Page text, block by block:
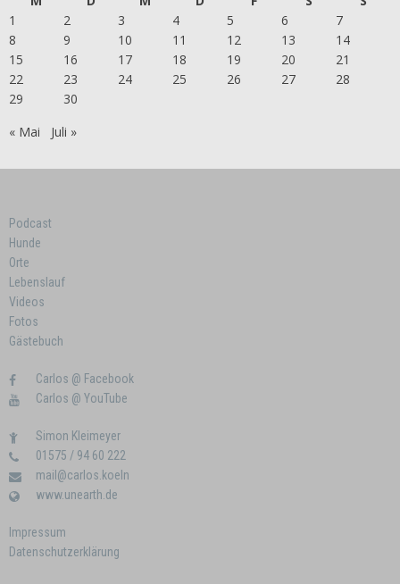
1
2 3 4 5 6
7
8
9 10 11 12 13
14
15
16 17 18 19 20
21
22
23 24 25 26 27
28
29
30
« Mai
Juli »
Podcast
Hunde
Orte
Lebenslauf
Videos
Fotos
Gästebuch
Carlos @ Facebook
Carlos @ YouTube
Simon Kleimeyer
01575 / 94 60 222
mail@carlos.koeln
www.unearth.de
Impressum
Datenschutzerklärung